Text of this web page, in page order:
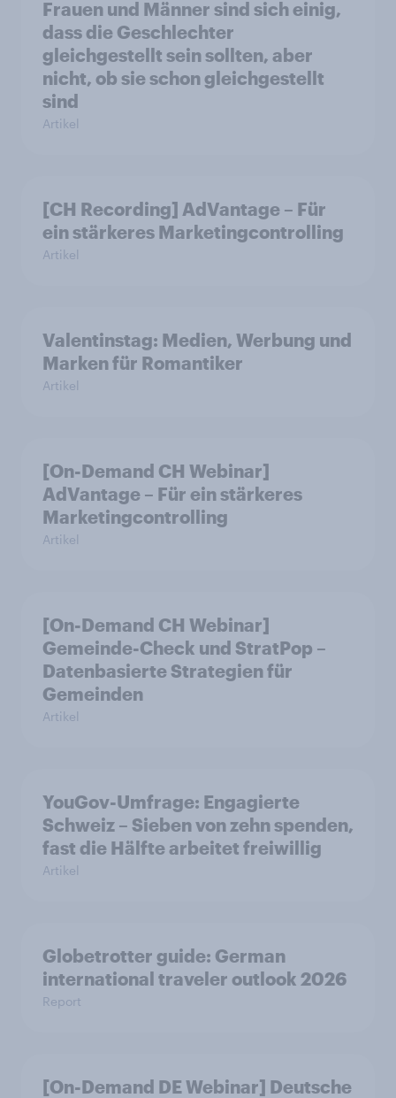
Frauen und Männer sind sich einig,
dass die Geschlechter
gleichgestellt sein sollten, aber
nicht, ob sie schon gleichgestellt
sind
Artikel
[CH Recording] AdVantage – Für
ein stärkeres Marketingcontrolling
Artikel
Valentinstag: Medien, Werbung und
Marken für Romantiker
Artikel
[On-Demand CH Webinar]
AdVantage – Für ein stärkeres
Marketingcontrolling
Artikel
[On-Demand CH Webinar]
Gemeinde-Check und StratPop –
Datenbasierte Strategien für
Gemeinden
Artikel
YouGov-Umfrage: Engagierte
Schweiz – Sieben von zehn spenden,
fast die Hälfte arbeitet freiwillig
Artikel
Globetrotter guide: German
international traveler outlook 2026
Report
[On-Demand DE Webinar] Deutsche